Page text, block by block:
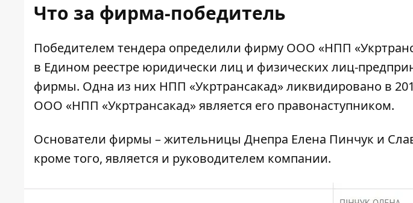
Что за фирма-победитель
Победителем тендера определили фирму ООО «НПП
в Едином реестре юридически лиц и физических лиц-
фирмы. Одна из них НПП «Укртрансакад» ликвидировано в
ООО «НПП «Укртрансакад» является его правонаступником.
Основатели фирмы – жительницы Днепра Елена Пинчук и
кроме того, является и руководителем компании.